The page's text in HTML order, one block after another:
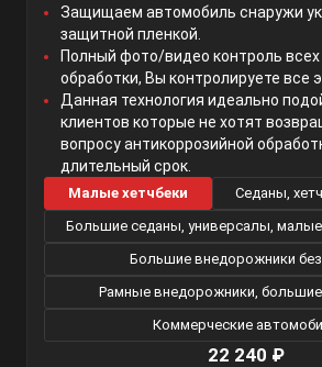
Защищаем автомобиль снаружи
защитной пленкой.
Полный фото/видео контроль всех
обработки, Вы контролируете все
Данная технология идеально
клиентов которые не хотят
вопросу антикоррозийной
длительный срок.
Малые хетчбеки
Седаны,
Большие седаны, универсалы,
Большие внедорожники
Рамные внедорожники,
Коммерческие
22 240 ₽